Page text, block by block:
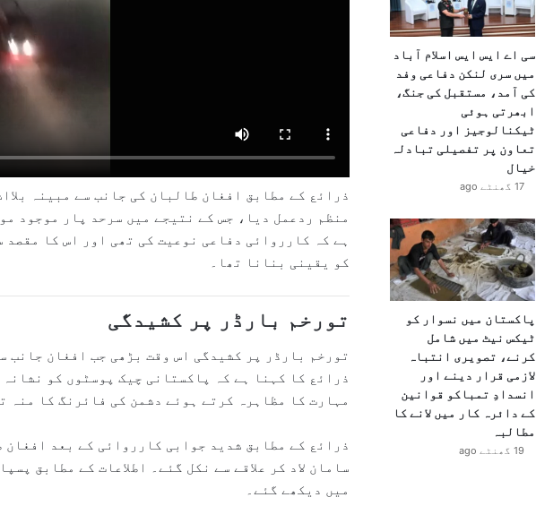
ذرائع کے مطابق افغان طالبان کی جانب سے مبینہ
منظم ردعمل دیا، جس کے نتیجے میں سرحد پار موجود
ہے کہ کارروائی دفاعی نوعیت کی تھی اور اس کا
کو یقینی بنانا تھا۔
تورخم بارڈر پر کشیدگی
تورخم بارڈر
پر کشیدگی اس وقت بڑھی جب افغان جانب
ذرائع کا کہنا ہے کہ پاکستانی چیک پوسٹوں کو
مہارت کا مظاہرہ کرتے ہوئے دشمن کی فائرنگ کا منہ
ذرائع کے مطابق شدید جوابی کارروائی کے بعد
سامان لاد کر علاقے سے نکل گئے۔ اطلاعات کے مطابق
میں دیکھے گئے۔
سی اے ایس ایس اسلام آباد
میں سری لنکن دفاعی وفد
کی آمد، مستقبل کی جنگ،
ابھرتی ہوئی
ٹیکنالوجیز اور دفاعی
تعاون پر تفصیلی تبادلہ
خیال
17 گھنٹے ago
پاکستان میں نسوار کو
ٹیکس نیٹ میں شامل
کرنے، تصویری انتباہ
لازمی قرار دینے اور
انسدادِ تمباکو قوانین
کے دائرہ کار میں لانے کا
مطالبہ
19 گھنٹے ago